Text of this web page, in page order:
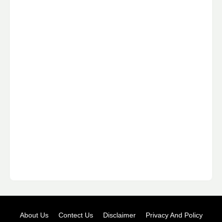
About Us Contect Us Disclaimer Privacy And Policy